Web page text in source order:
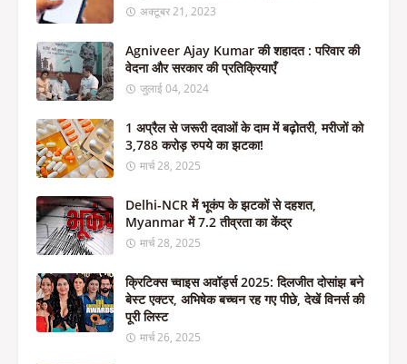
अक्टूबर 21, 2023
Agniveer Ajay Kumar की शहादत : परिवार की
वेदना और सरकार की प्रतिक्रियाएँ
जुलाई 04, 2024
1 अप्रैल से जरूरी दवाओं के दाम में बढ़ोतरी, मरीजों को
3,788 करोड़ रुपये का झटका!
मार्च 28, 2025
Delhi-NCR में भूकंप के झटकों से दहशत,
Myanmar में 7.2 तीव्रता का केंद्र
मार्च 28, 2025
क्रिटिक्स च्वाइस अवॉर्ड्स 2025: दिलजीत दोसांझ बने
बेस्ट एक्टर, अभिषेक बच्चन रह गए पीछे, देखें विनर्स की
पूरी लिस्ट
मार्च 26, 2025